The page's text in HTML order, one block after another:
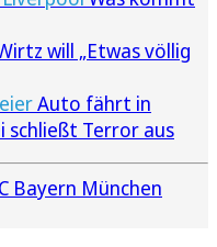
will „Etwas völlig
Auto fährt in
schließt Terror aus
Bayern München